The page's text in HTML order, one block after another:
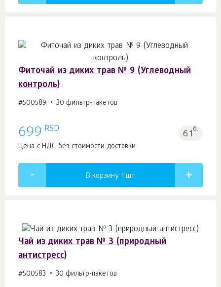
Фиточай из диких трав № 9 (Углеводный
контроль)
#500589 30 фильтр-пакетов
699 RSD 6.1б.
Цена с НДС без стоимости доставки
В корзину 1 шт.
Чай из диких трав № 3 (природный
антистресс)
#500583 30 фильтр-пакетов